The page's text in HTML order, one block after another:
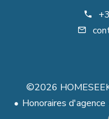
©2026
Honoraires d'agence